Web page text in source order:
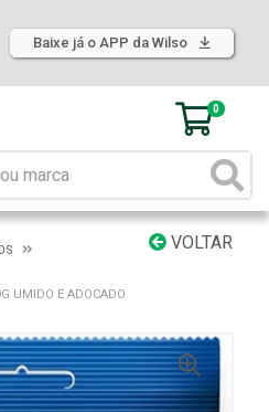
Baixe já o APP da Wilso
0
VOLTAR
UMIDO E ADOCADO